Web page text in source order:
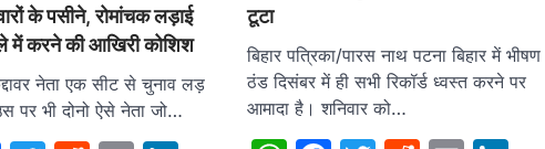
के पसीने, रोमांचक लड़ाई
में करने की आखिरी कोशिश
नेता एक सीट से चुनाव लड़
पर भी दोनो ऐसे नेता जो…
टूटा
बिहार पत्रिका/पारस नाथ पटना बिहार में भीषण
ठंड दिसंबर में ही सभी रिकॉर्ड ध्वस्त करने पर
आमादा है। शनिवार को…